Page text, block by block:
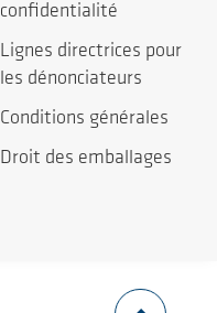
confidentialité
Lignes directrices pour
les dénonciateurs
Conditions générales
Droit des emballages